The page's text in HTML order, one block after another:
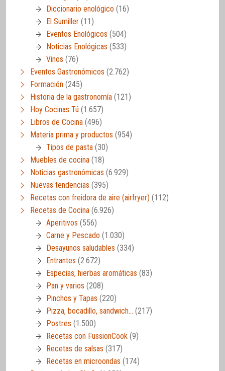
Diccionario enológico (16)
El Sumiller (11)
Eventos Enológicos (504)
Noticias Enológicas (533)
Vinos (76)
Eventos Gastronómicos (2.762)
Formación (245)
Historia de la gastronomía (121)
Hoy Cocinas Tú (1.657)
Libros de Cocina (496)
Materia prima y productos (954)
Tipos de pasta (30)
Muebles de cocina (18)
Noticias gastronómicas (6.929)
Nuevas tendencias (395)
Recetas con freidora de aire (airfryer) (112)
Recetas de Cocina (6.926)
Aperitivos (556)
Carne y Pescado (1.030)
Desayunos saludables (334)
Entrantes (2.672)
Especias, hierbas aromáticas (83)
Pan y varios (208)
Pinchos y Tapas (220)
Pizza, bocadillo, sandwich… (217)
Postres (1.500)
Recetas con FussionCook (9)
Recetas de salsas (317)
Recetas en microondas (174)